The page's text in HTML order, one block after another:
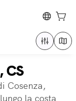
CS
Cosenza,
la costa